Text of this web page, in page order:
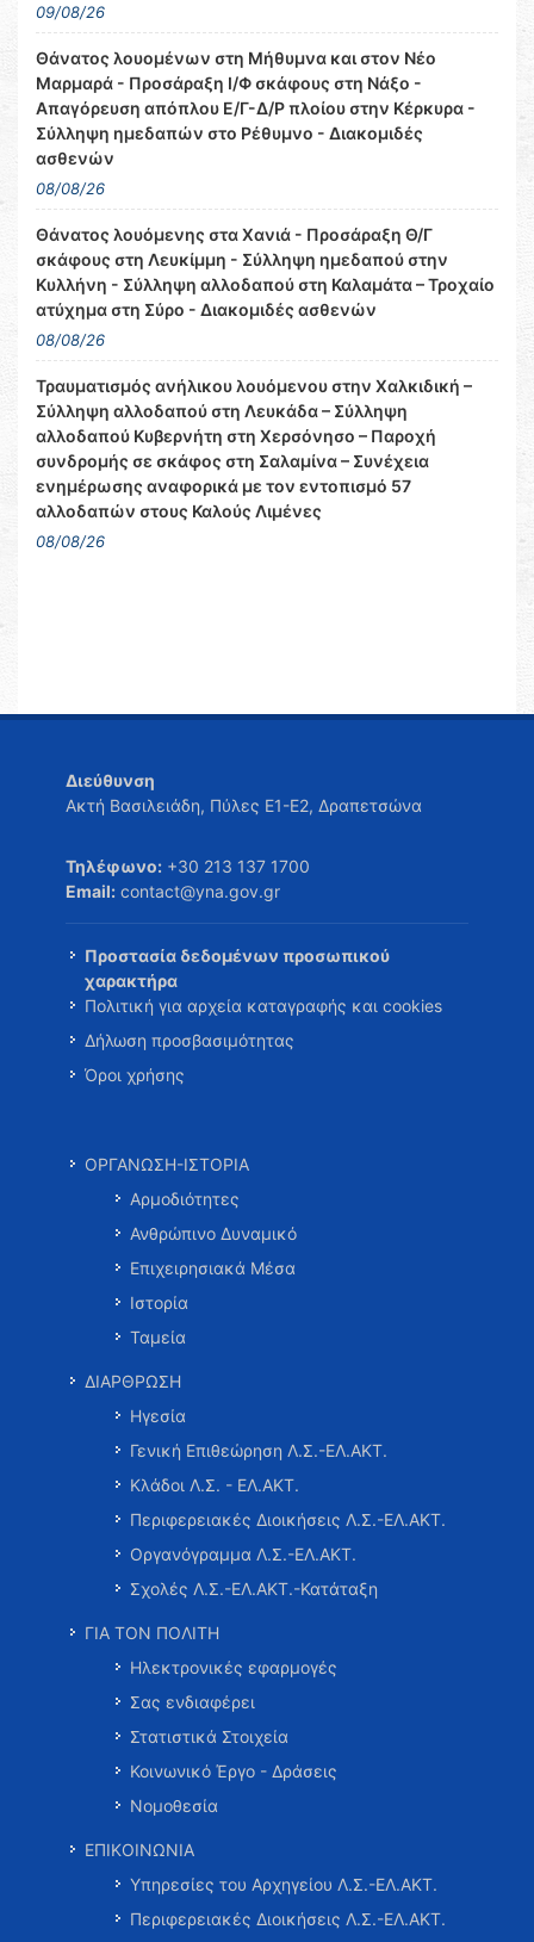
09/08/26
Θάνατος λουομένων στη Μήθυμνα και στον Νέο
Μαρμαρά - Προσάραξη Ι/Φ σκάφους στη Νάξο -
Απαγόρευση απόπλου Ε/Γ-Δ/Ρ πλοίου στην Κέρκυρα -
Σύλληψη ημεδαπών στο Ρέθυμνο - Διακομιδές
ασθενών
08/08/26
Θάνατος λουόμενης στα Χανιά - Προσάραξη Θ/Γ
σκάφους στη Λευκίμμη - Σύλληψη ημεδαπού στην
Κυλλήνη - Σύλληψη αλλοδαπού στη Καλαμάτα – Τροχαίο
ατύχημα στη Σύρο - Διακομιδές ασθενών
08/08/26
Τραυματισμός ανήλικου λουόμενου στην Χαλκιδική –
Σύλληψη αλλοδαπού στη Λευκάδα – Σύλληψη
αλλοδαπού Κυβερνήτη στη Χερσόνησο – Παροχή
συνδρομής σε σκάφος στη Σαλαμίνα – Συνέχεια
ενημέρωσης αναφορικά με τον εντοπισμό 57
αλλοδαπών στους Καλούς Λιμένες
08/08/26
Διεύθυνση
Ακτή Βασιλειάδη, Πύλες Ε1-Ε2, Δραπετσώνα
Τηλέφωνο: +30 213 137 1700
Email: contact@yna.gov.gr
Προστασία δεδομένων προσωπικού
χαρακτήρα
Πολιτική για αρχεία καταγραφής και cookies
Δήλωση προσβασιμότητας
Όροι χρήσης
ΟΡΓΑΝΩΣΗ-ΙΣΤΟΡΙΑ
Αρμοδιότητες
Ανθρώπινο Δυναμικό
Επιχειρησιακά Μέσα
Ιστορία
Ταμεία
ΔΙΑΡΘΡΩΣΗ
Ηγεσία
Γενική Επιθεώρηση Λ.Σ.-ΕΛ.ΑΚΤ.
Κλάδοι Λ.Σ. - ΕΛ.ΑΚΤ.
Περιφερειακές Διοικήσεις Λ.Σ.-ΕΛ.ΑΚΤ.
Οργανόγραμμα Λ.Σ.-ΕΛ.ΑΚΤ.
Σχολές Λ.Σ.-ΕΛ.ΑΚΤ.-Κατάταξη
ΓΙΑ ΤΟΝ ΠΟΛΙΤΗ
Ηλεκτρονικές εφαρμογές
Σας ενδιαφέρει
Στατιστικά Στοιχεία
Κοινωνικό Έργο - Δράσεις
Νομοθεσία
ΕΠΙΚΟΙΝΩΝΙΑ
Υπηρεσίες του Αρχηγείου Λ.Σ.-ΕΛ.ΑΚΤ.
Περιφερειακές Διοικήσεις Λ.Σ.-ΕΛ.ΑΚΤ.